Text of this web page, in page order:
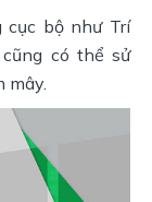
cục bộ như Trí
có thể sử
mây.